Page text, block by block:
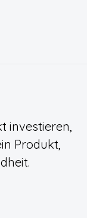
investieren,
Produkt,